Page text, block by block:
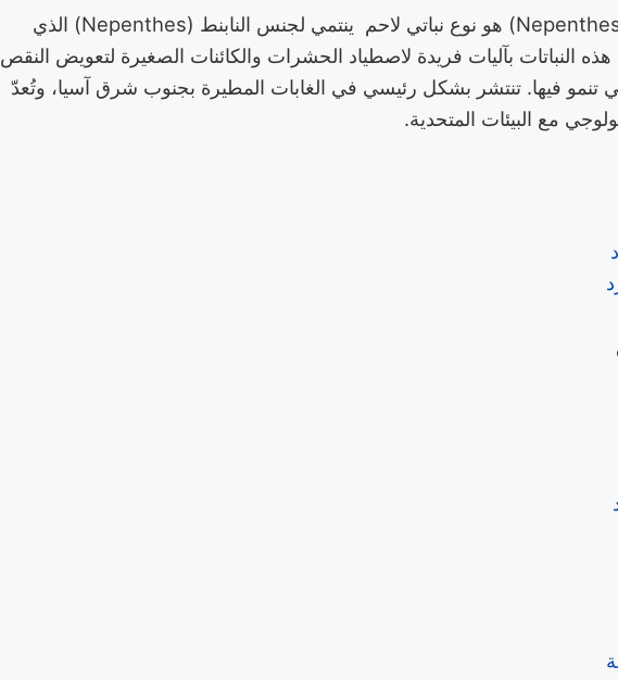
نبات إبريق القرد (Nepenthes pitopangii) هو نوع نباتي لاحم ينتمي لجنس النابنط (Nepenthes) الذي
نوعاً. تكيفت هذه النباتات بآليات فريدة لاصطياد الحشرات والكائنات الصغيرة لتعويض النقص
تنمو فيها. تنتشر بشكل رئيسي في الغابات المطيرة بجنوب شرق آسيا، وتُعدّ
مع البيئات المتحدية.